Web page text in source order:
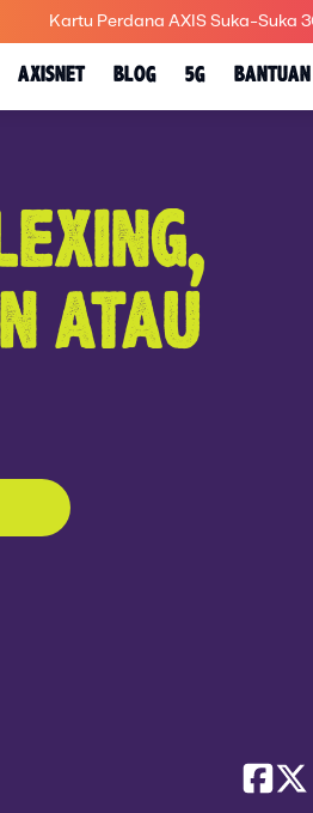
Kartu Perdana AXIS Suka-Suka
AXISNET BLOG 5G BANTUAN
ATAU